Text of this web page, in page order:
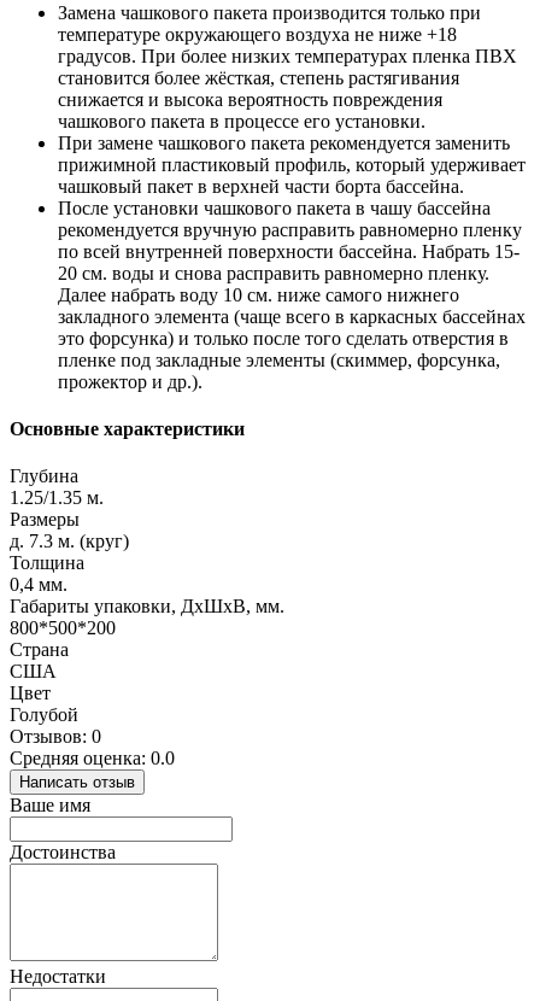
Замена чашкового пакета производится только при
температуре окружающего воздуха не ниже +18
градусов. При более низких температурах пленка ПВХ
становится более жёсткая, степень растягивания
снижается и высока вероятность повреждения
чашкового пакета в процессе его установки.
При замене чашкового пакета рекомендуется заменить
прижимной пластиковый профиль, который удерживает
чашковый пакет в верхней части борта бассейна.
После установки чашкового пакета в чашу бассейна
рекомендуется вручную расправить равномерно пленку
по всей внутренней поверхности бассейна. Набрать 15-
20 см. воды и снова расправить равномерно пленку.
Далее набрать воду 10 см. ниже самого нижнего
закладного элемента (чаще всего в каркасных бассейнах
это форсунка) и только после того сделать отверстия в
пленке под закладные элементы (скиммер, форсунка,
прожектор и др.).
Основные характеристики
Глубина
1.25/1.35 м.
Размеры
д. 7.3 м. (круг)
Толщина
0,4 мм.
Габариты упаковки, ДхШхВ, мм.
800*500*200
Страна
США
Цвет
Голубой
Отзывов: 0
Средняя оценка: 0.0
Написать отзыв
Ваше имя
Достоинства
Недостатки